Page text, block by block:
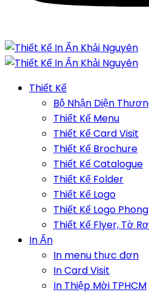
Thiết Kế
Bộ Nhận Diện
Thiết Kế Menu
Thiết Kế Card Visit
Thiết Kế Brochure
Thiết Kế Catalogue
Thiết Kế Folder
Thiết Kế Logo
Thiết Kế Logo
Thiết Kế Flyer, Tờ
In Ấn
In menu thực đơn
In Card Visit
In Thiệp Mời TPHCM